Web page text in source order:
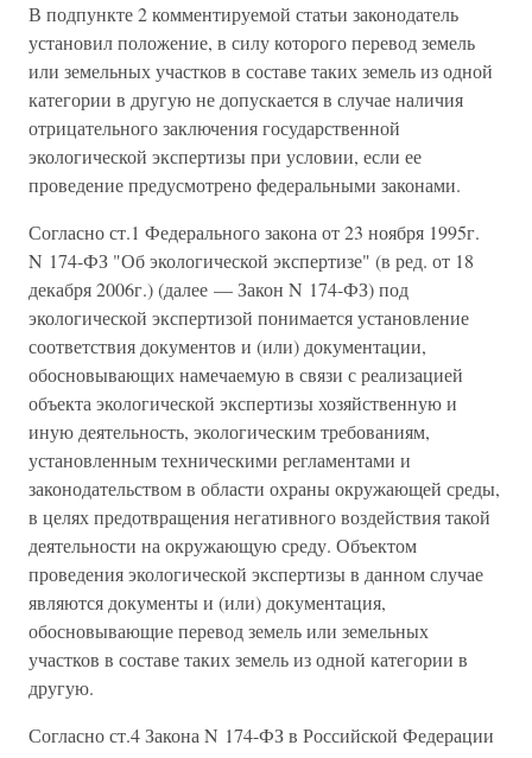
В подпункте 2 комментируемой статьи законодатель
установил положение, в силу которого перевод земель
или земельных участков в составе таких земель из одной
категории в другую не допускается в случае наличия
отрицательного заключения государственной
экологической экспертизы при условии, если ее
проведение предусмотрено федеральными законами.
Согласно ст.1 Федерального закона от 23 ноября 1995г.
N 174-ФЗ "Об экологической экспертизе" (в ред. от 18
декабря 2006г.) (далее — Закон N 174-ФЗ) под
экологической экспертизой понимается установление
соответствия документов и (или) документации,
обосновывающих намечаемую в связи с реализацией
объекта экологической экспертизы хозяйственную и
иную деятельность, экологическим требованиям,
установленным техническими регламентами и
законодательством в области охраны окружающей среды,
в целях предотвращения негативного воздействия такой
деятельности на окружающую среду. Объектом
проведения экологической экспертизы в данном случае
являются документы и (или) документация,
обосновывающие перевод земель или земельных
участков в составе таких земель из одной категории в
другую.
Согласно ст.4 Закона N 174-ФЗ в Российской Федерации